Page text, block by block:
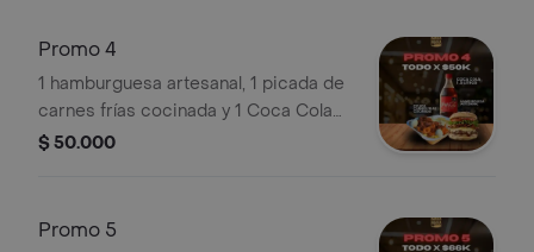
Promo 4
1 hamburguesa artesanal, 1 picada de
carnes frías cocinada y 1 Coca Cola
de 1.5 litros.
$ 50.000
Promo 5